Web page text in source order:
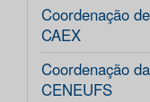
Coordenação
CAEX
Coordenação
CENEUFS